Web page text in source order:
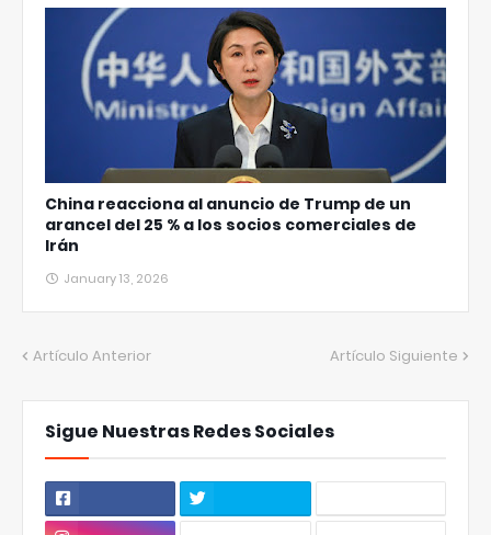
China reacciona al anuncio de Trump de un
arancel del 25 % a los socios comerciales de
Irán
January 13, 2026
Artículo Anterior Artículo Siguiente
Sigue Nuestras Redes Sociales